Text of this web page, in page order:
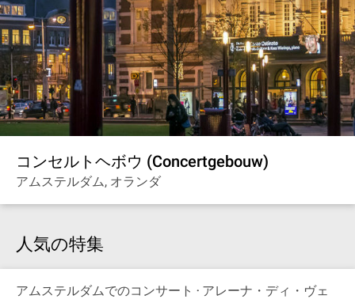
コンセルトヘボウ (Concertgebouw)
アムステルダム, オランダ
人気の特集
アムステルダムでのコンサート
アレーナ・ディ・ヴェ